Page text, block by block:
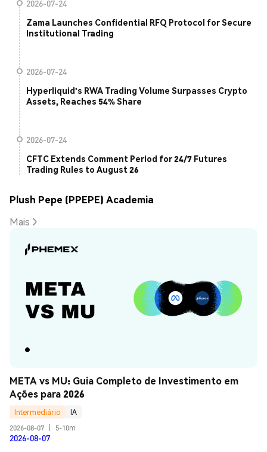
2026-07-24
Zama Launches Confidential RFQ Protocol for Secure
Institutional Trading
2026-07-24
Hyperliquid's RWA Trading Volume Surpasses Crypto
Assets, Reaches 54% Share
2026-07-24
CFTC Extends Comment Period for 24/7 Futures
Trading Rules to August 26
Plush Pepe (PPEPE) Academia
Mais
META vs MU: Guia Completo de Investimento em
Ações para 2026
Intermediário
IA
2026-08-07
5-10m
2026-08-07